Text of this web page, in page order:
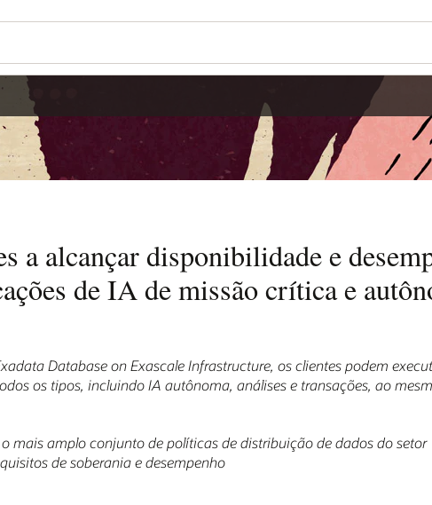
a alcançar disponibilidade e
de IA de missão crítica e
Database on Exascale Infrastructure, os clientes podem
os tipos, incluindo IA autônoma, análises e transações, ao
mais amplo conjunto de políticas de distribuição de dados do setor
de soberania e desempenho